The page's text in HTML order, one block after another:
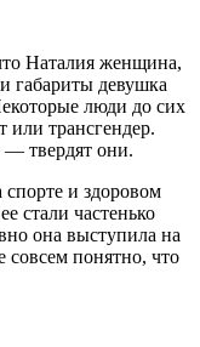
Наталия женщина,
габариты девушка
люди до сих
или трансгендер.
твердят они.
и здоровом
стали частенько
она выступила на
совсем понятно, что